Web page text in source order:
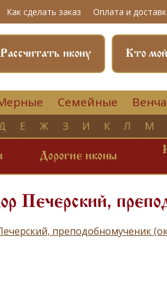
Как сделать заказ Оплата и
Кто мой
Рассчитать икону
Семейные
Е Ж З И К Л М
Дорогие иконы
Печерский,
преподобномученик